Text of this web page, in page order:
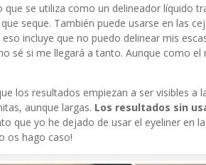
se utiliza como un delineador líquido
seque. También puede usarse en las
incluye que no puedo delinear mis
sé si me llegará a tanto. Aunque como
los resultados empiezan a ser visibles
aunque largas. Los resultados sin
que yo he dejado de usar el eyeliner en
os hago caso!